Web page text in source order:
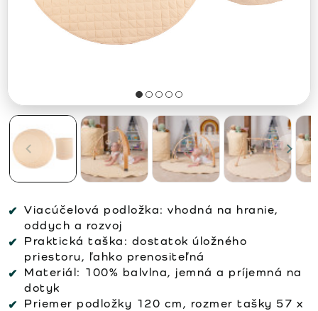
Viacúčelová podložka: vhodná na hranie,
oddych a rozvoj
Praktická taška: dostatok úložného
priestoru, ľahko prenositeľná
Materiál: 100% balvlna, jemná a príjemná na
dotyk
Priemer podložky 120 cm, rozmer tašky 57 x